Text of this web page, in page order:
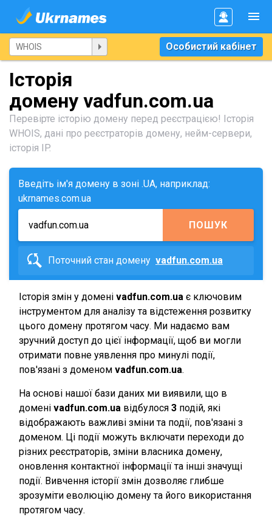
Особистий кабінет
Історія
домену vadfun.com.ua
Перевірте історію домену перед реєстрацією! Історія
WHOIS, дані про реєстраторів домену, нейм-сервери,
історія IP.
Введіть ім'я домену в зоні .UA, наприклад:
ukrnames.com.ua
ПОШУК
Поточний стан домену vadfun.com.ua
Історія змін у домені vadfun.com.ua є ключовим
інструментом для аналізу та відстеження розвитку
цього домену протягом часу. Ми надаємо вам
зручний доступ до цієї інформації, щоб ви могли
отримати повне уявлення про минулі події,
пов'язані з доменом vadfun.com.ua.
На основі нашої бази даних ми виявили, що в
домені vadfun.com.ua відбулося 3 подій, які
відображають важливі зміни та події, пов'язані з
доменом. Ці події можуть включати переходи до
різних реєстраторів, зміни власника домену,
оновлення контактної інформації та інші значущі
події. Вивчення історії змін дозволяє глибше
зрозуміти еволюцію домену та його використання
протягом часу.